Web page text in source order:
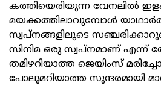
കത്തിയെരിയുന്ന വേനലിൽ ഇളം
മയക്കത്തിലാവുമ്പോൾ
സ്വപ്നങ്ങളിലൂടെ
സിനിമ ഒരു സ്വപ്നമാണ് എന്ന്
തമിഴറിയാത്ത ജെയിംസ്
പോലുമറിയാത്ത സുന്ദരമായി